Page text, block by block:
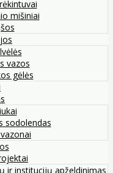
mišiniai
vazos
gėlės
sodolendas
ir institucijų apželdinimas